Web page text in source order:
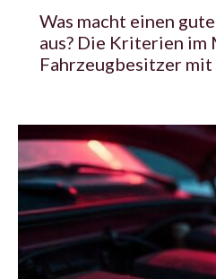
Was macht einen
aus? Die Kriterien
Fahrzeugbesitzer